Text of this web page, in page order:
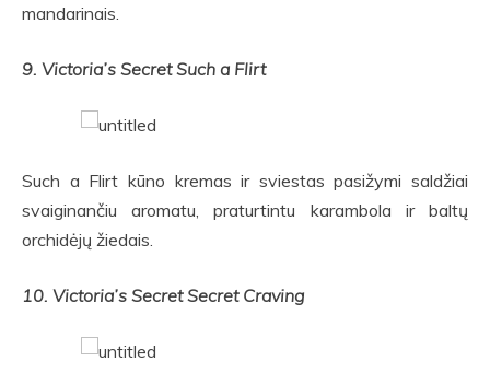
mandarinais.
9. Victoria’s Secret Such a Flirt
Such a Flirt kūno kremas ir sviestas pasižymi saldžiai
svaiginančiu aromatu, praturtintu karambola ir baltų
orchidėjų žiedais.
10. Victoria’s Secret Secret Craving